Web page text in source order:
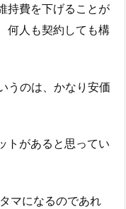
持費を下げることが
何人も契約しても構
うのは、かなり安価
トがあると思ってい
マになるのであれ